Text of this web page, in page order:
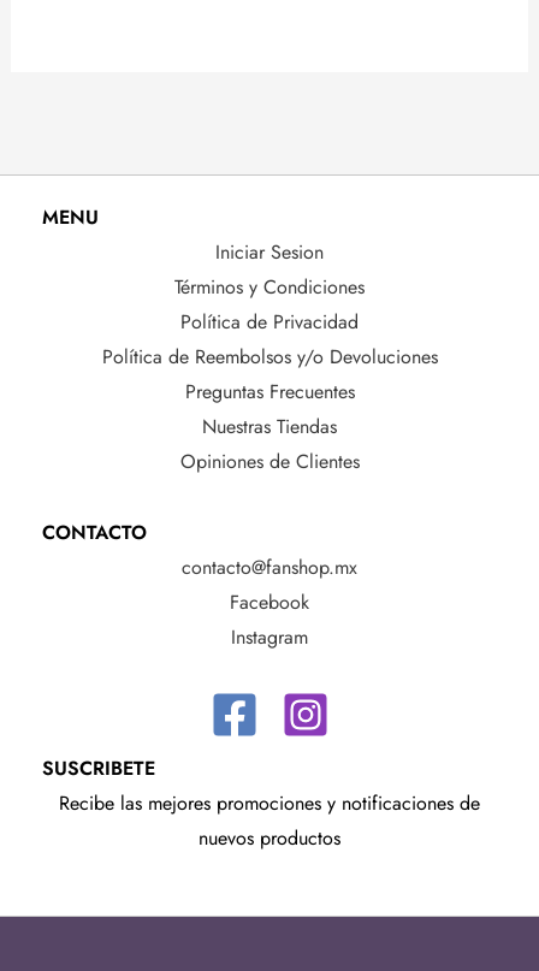
MENU
Iniciar Sesion
Términos y Condiciones
Política de Privacidad
Política de Reembolsos y/o Devoluciones
Preguntas Frecuentes
Nuestras Tiendas
Opiniones de Clientes
CONTACTO
contacto@fanshop.mx
Facebook
Instagram
SUSCRIBETE
Recibe las mejores promociones y notificaciones de
nuevos productos